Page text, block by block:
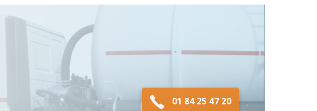
01 84 25 47 20